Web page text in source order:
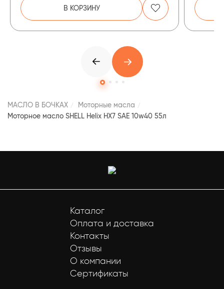
В КОРЗИНУ
МАСЛО В БОЧКАХ
Моторные масла
Моторное масло SHELL Helix HX7 SAE 10w40 55л
Каталог
Оплата и доставка
Контакты
Отзывы
О компании
Сертификаты